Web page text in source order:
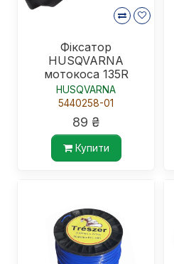
Фіксатор
HUSQVARNA
мотокоса 135R
HUSQVARNA
5440258-01
89 ₴
Купити